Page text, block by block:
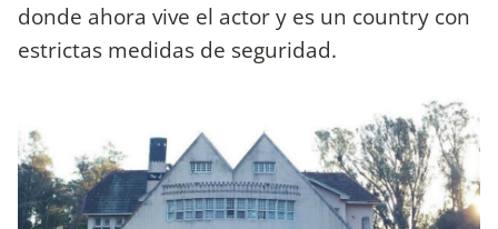
donde ahora vive el actor y es un country con
estrictas medidas de seguridad.